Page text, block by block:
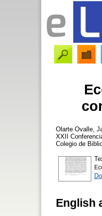
Olarte Ovalle,
XXII
Colegio de
English